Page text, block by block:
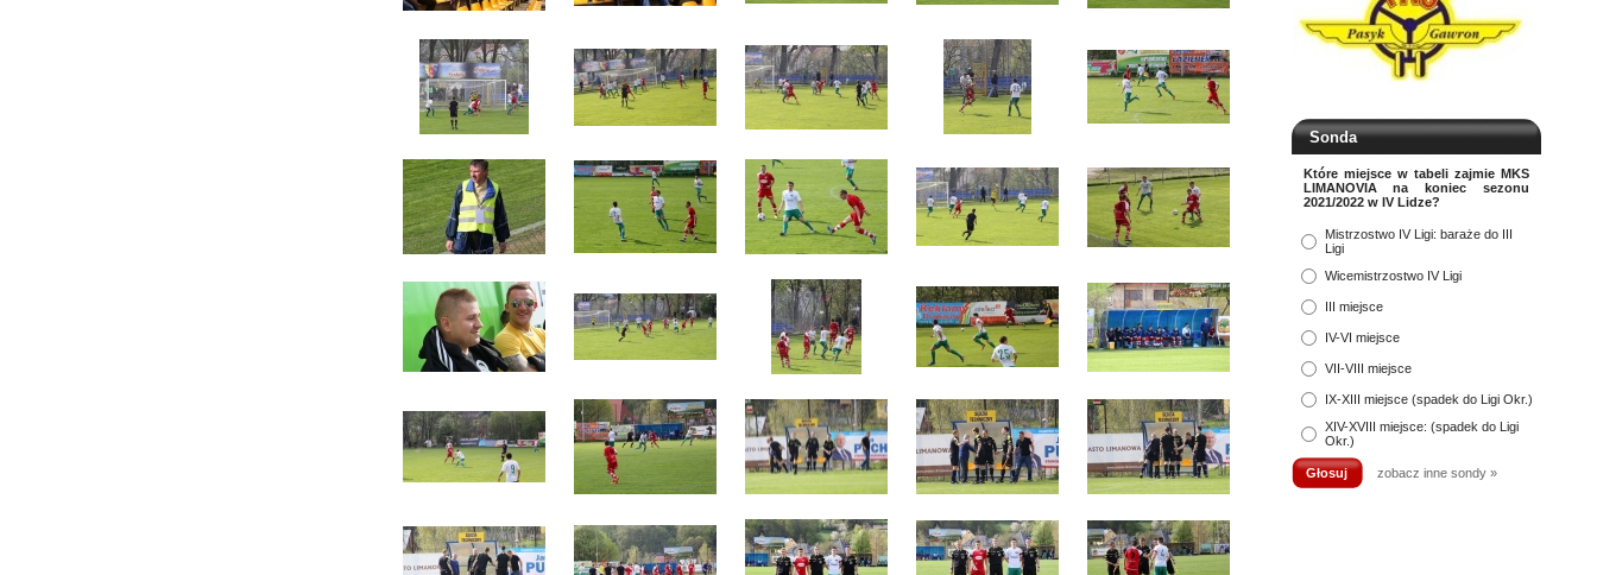
Sonda
Które miejsce w tabeli zajmie MKS
LIMANOVIA na koniec sezonu
2021/2022 w IV Lidze?
Mistrzostwo IV Ligi: baraże do III
Ligi
Wicemistrzostwo IV Ligi
III miejsce
IV-VI miejsce
VII-VIII miejsce
IX-XIII miejsce (spadek do Ligi Okr.)
XIV-XVIII miejsce: (spadek do Ligi
Okr.)
zobacz inne sondy »